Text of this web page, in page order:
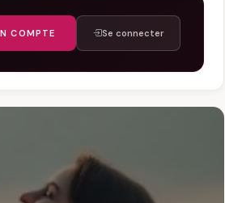
COMPTE Se connecter